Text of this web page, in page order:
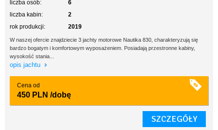
liczba osób:
6
liczba kabin:
2
rok produkcji:
2019
W naszej ofercie znajdziecie 3 jachty motorowe Nautika 830, charakteryzują się
bardzo bogatym i komfortowym wyposażeniem. Posiadają przestronne kabiny,
wysokość stania...
opis jachtu
Cena od
450 PLN /dobę
SZCZEGÓŁY